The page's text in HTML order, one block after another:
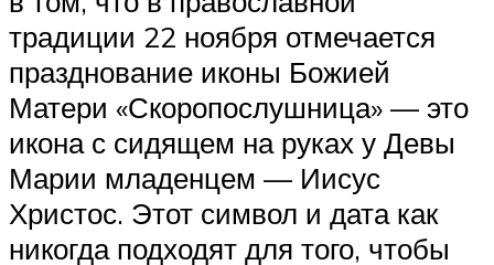
традиции 22 ноября отмечается
празднование иконы Божией
Матери «Скоропослушница» — это
икона с сидящем на руках у Девы
Марии младенцем — Иисус
Христос. Этот символ и дата как
никогда подходят для того, чтобы